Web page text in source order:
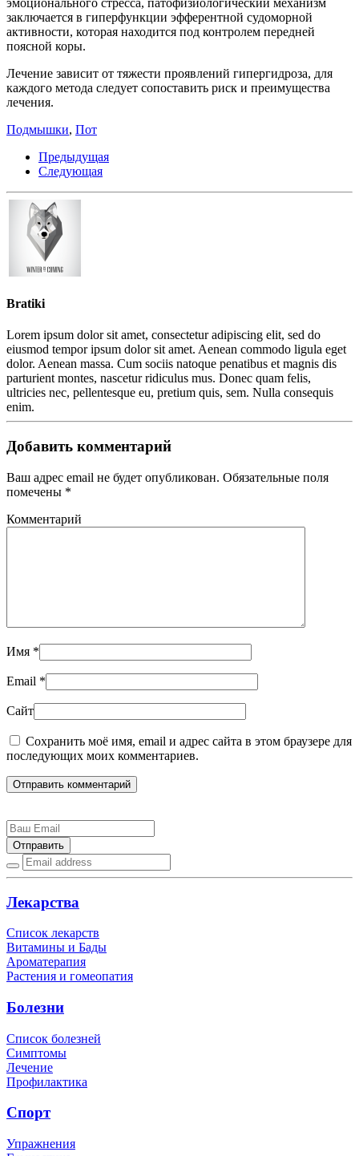
заключается в гиперфункции эфферентной судоморной
активности, которая находится под контролем передней
поясной коры.
Лечение зависит от тяжести проявлений гипергидроза, для
каждого метода следует сопоставить риск и преимущества
лечения.
Подмышки, Пот
Предыдущая
Следующая
Bratiki
Lorem ipsum dolor sit amet, consectetur adipiscing elit, sed do
eiusmod tempor ipsum dolor sit amet. Aenean commodo ligula eget
dolor. Aenean massa. Cum sociis natoque penatibus et magnis dis
parturient montes, nascetur ridiculus mus. Donec quam felis,
ultricies nec, pellentesque eu, pretium quis, sem. Nulla consequis
enim.
Добавить комментарий
Ваш адрес email не будет опубликован. Обязательные поля
помечены *
Комментарий
Имя *
Email *
Сайт
Сохранить моё имя, email и адрес сайта в этом браузере для
последующих моих комментариев.
Отправить комментарий
Отправить
Лекарства
Список лекарств
Витамины и Бады
Ароматерапия
Растения и гомеопатия
Болезни
Список болезней
Симптомы
Лечение
Профилактика
Спорт
Упражнения